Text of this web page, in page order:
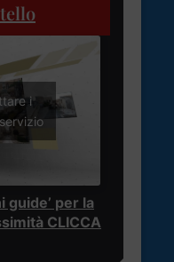
i
guide’ per la
CLICCA